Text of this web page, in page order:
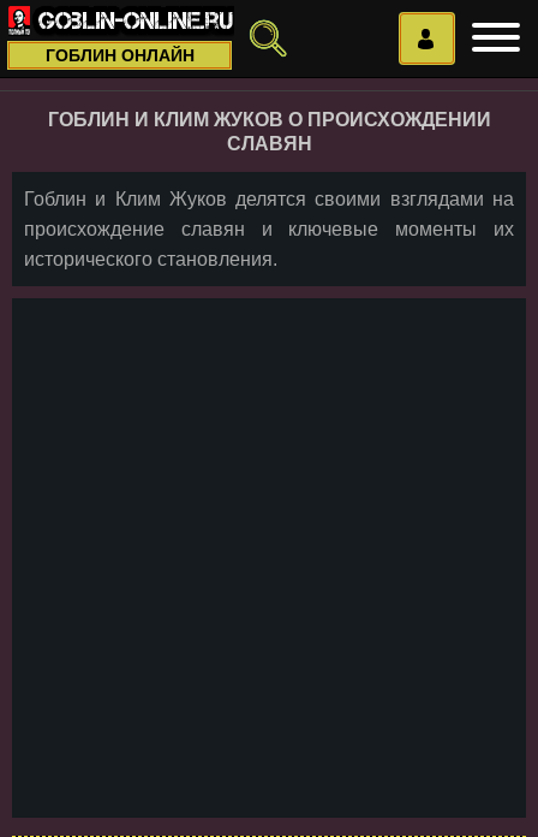
ГОБЛИН ОНЛАЙН
ГОБЛИН И КЛИМ ЖУКОВ О ПРОИСХОЖДЕНИИ
СЛАВЯН
Гоблин и Клим Жуков делятся своими взглядами на
происхождение славян и ключевые моменты их
исторического становления.